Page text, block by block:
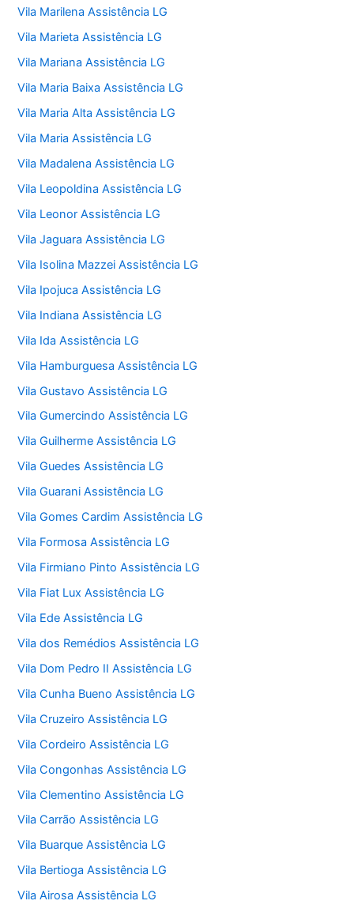
Vila Marilena Assistência LG
Vila Marieta Assistência LG
Vila Mariana Assistência LG
Vila Maria Baixa Assistência LG
Vila Maria Alta Assistência LG
Vila Maria Assistência LG
Vila Madalena Assistência LG
Vila Leopoldina Assistência LG
Vila Leonor Assistência LG
Vila Jaguara Assistência LG
Vila Isolina Mazzei Assistência LG
Vila Ipojuca Assistência LG
Vila Indiana Assistência LG
Vila Ida Assistência LG
Vila Hamburguesa Assistência LG
Vila Gustavo Assistência LG
Vila Gumercindo Assistência LG
Vila Guilherme Assistência LG
Vila Guedes Assistência LG
Vila Guarani Assistência LG
Vila Gomes Cardim Assistência LG
Vila Formosa Assistência LG
Vila Firmiano Pinto Assistência LG
Vila Fiat Lux Assistência LG
Vila Ede Assistência LG
Vila dos Remédios Assistência LG
Vila Dom Pedro II Assistência LG
Vila Cunha Bueno Assistência LG
Vila Cruzeiro Assistência LG
Vila Cordeiro Assistência LG
Vila Congonhas Assistência LG
Vila Clementino Assistência LG
Vila Carrão Assistência LG
Vila Buarque Assistência LG
Vila Bertioga Assistência LG
Vila Airosa Assistência LG